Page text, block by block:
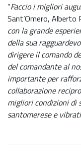
“Faccio i migliori
Sant’Omero, Alberto
con la grande
della sua
dirigere il comando
del comandante al
importante per
collaborazione
migliori condizioni di
santomerese e